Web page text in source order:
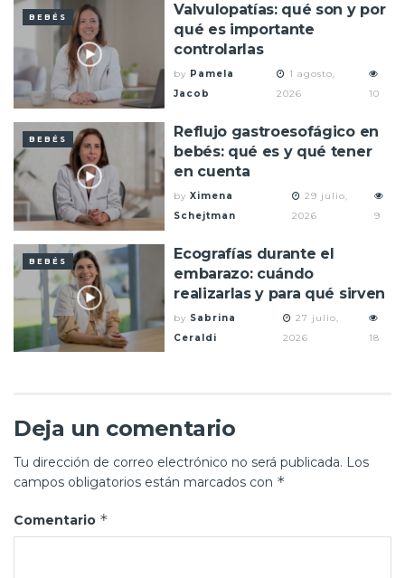
BEBÉS
Valvulopatías: qué son y por
qué es importante
controlarlas
by Pamela
Jacob
1 agosto,
2026
10
BEBÉS
Reflujo gastroesofágico en
bebés: qué es y qué tener
en cuenta
by Ximena
Schejtman
29 julio,
2026
9
BEBÉS
Ecografías durante el
embarazo: cuándo
realizarlas y para qué sirven
by Sabrina
Ceraldi
27 julio,
2026
18
Deja un comentario
Tu dirección de correo electrónico no será publicada. Los
campos obligatorios están marcados con *
Comentario *